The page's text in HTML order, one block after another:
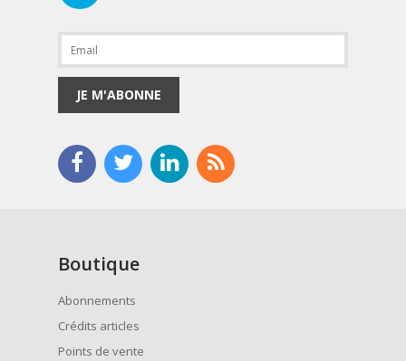
JE M'ABONNE
Boutique
Abonnements
Crédits articles
Points de vente